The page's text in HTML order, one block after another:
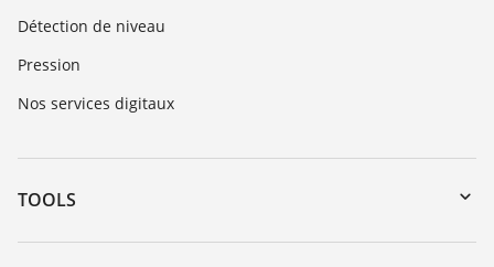
Détection de niveau
Pression
Nos services digitaux
TOOLS
Téléchargements